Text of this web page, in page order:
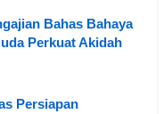
Bahas Bahaya
Perkuat Akidah
Persiapan